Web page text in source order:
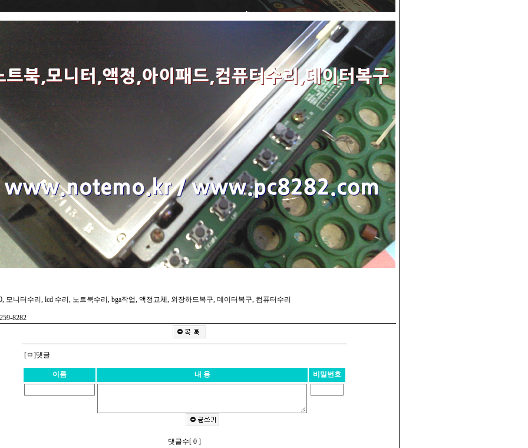
모니터수리, lcd 수리, 노트북수리, bga작업, 액정교체, 외장하드복구, 데이터복구, 컴퓨터수리
8282
[ㅁ]댓글
이름 내 용 비밀번호
댓글수[ 0 ]